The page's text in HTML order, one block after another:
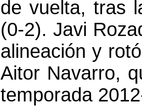
de vuelta, tras
(0-2). Javi
alineación y
Aitor Navarro,
temporada